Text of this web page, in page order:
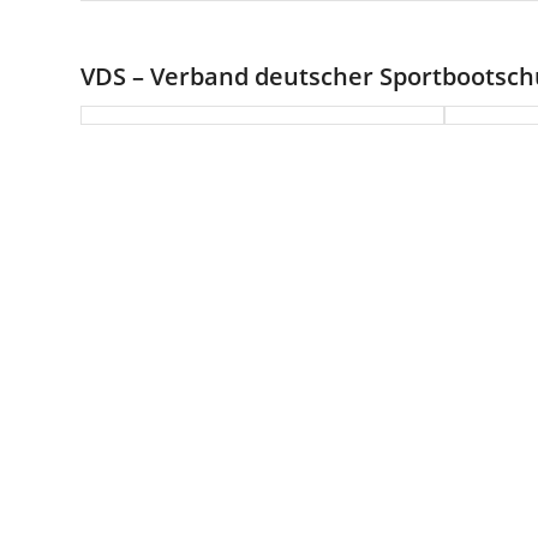
VDS – Verband deutscher